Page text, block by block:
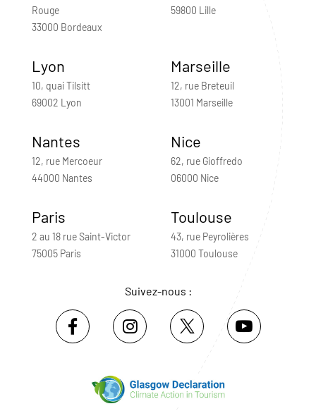
Rouge
33000 Bordeaux
59800 Lille
Lyon
10, quai Tilsitt
69002 Lyon
Marseille
12, rue Breteuil
13001 Marseille
Nantes
12, rue Mercoeur
44000 Nantes
Nice
62, rue Gioffredo
06000 Nice
Paris
2 au 18 rue Saint-Victor
75005 Paris
Toulouse
43, rue Peyrolières
31000 Toulouse
Suivez-nous :